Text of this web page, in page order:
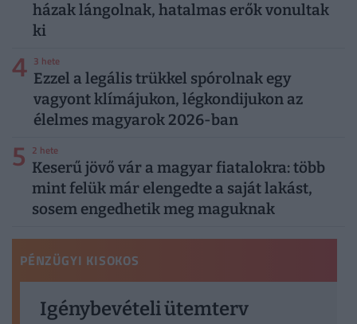
házak lángolnak, hatalmas erők vonultak
ki
4 3 hete
Ezzel a legális trükkel spórolnak egy
vagyont klímájukon, légkondijukon az
élelmes magyarok 2026-ban
5 2 hete
Keserű jövő vár a magyar fiatalokra: több
mint felük már elengedte a saját lakást,
sosem engedhetik meg maguknak
PÉNZÜGYI KISOKOS
Igénybevételi ütemterv